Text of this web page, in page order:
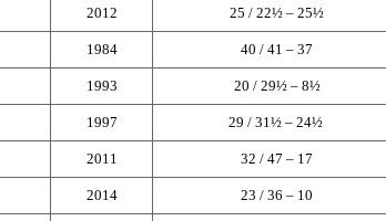
2012 25 / 22½ – 25½
1984 40 / 41 – 37
1993 20 / 29½ – 8½
1997 29 / 31½ – 24½
2011 32 / 47 – 17
2014 23 / 36 – 10